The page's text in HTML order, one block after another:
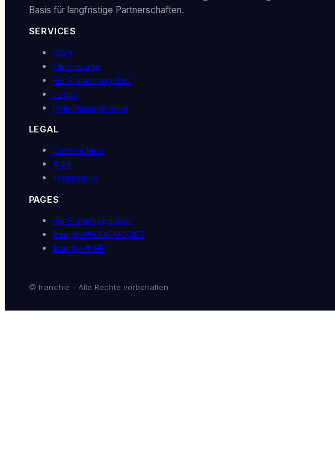
Basis für langfristige Partnerschaften.
SERVICES
Start
Onlinekurse
Für Franchisegeber
Login
Franchisesysteme
LEGAL
Datenschutz
AGB
Impressum
PAGES
Für Franchisegeber
franchie® LEADBOOST
franchie® HR
© franchie - Alle Rechte vorbehalten